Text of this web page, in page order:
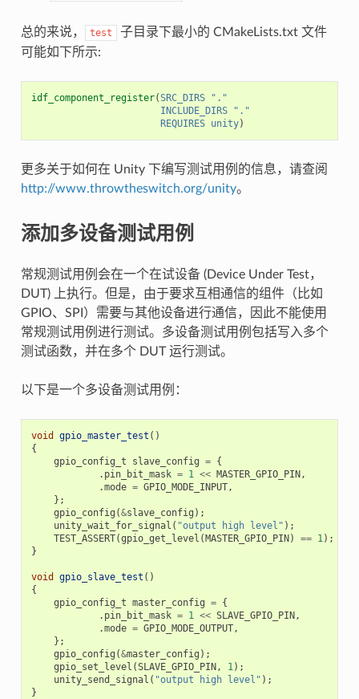
总的来说， test
子目录下最小的 CMakeLists.txt 文件
可能如下所示:
idf_component_register(SRC_DIRS
"."
INCLUDE_DIRS
"."
REQUIRES unity)
更多关于如何在 Unity 下编写测试用例的信息，请查阅
http://www.throwtheswitch.org/unity。
添加多设备测试用例
常规测试用例会在一个在试设备 (Device Under Test，
DUT) 上执行。但是，由于要求互相通信的组件（比如
GPIO、SPI）需要与其他设备进行通信，因此不能使用
常规测试用例进行测试。多设备测试用例包括写入多个
测试函数，并在多个 DUT 运行测试。
以下是一个多设备测试用例：
void gpio_master_test ()
{
gpio_config_t
slave_config = {
. pin_bit_mask = 1 << MASTER_GPIO_PIN,
.mode = GPIO_MODE_INPUT,
};
gpio_config (&slave_config );
unity_wait_for_signal ( "output high level" );
TEST_ASSERT(gpio_get_level (MASTER_GPIO_PIN) == 1);
}
void gpio_slave_test ()
{
gpio_config_t master_config = {
. pin_bit_mask = 1 << SLAVE_GPIO_PIN,
.mode = GPIO_MODE_OUTPUT,
};
gpio_config (&master_config );
gpio_set_level (SLAVE_GPIO_PIN, 1);
unity_send_signal ( "output high level" );
}